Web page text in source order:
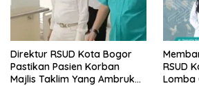
Direktur RSUD Kota Bogor
Pastikan Pasien Korban
Majlis Taklim Yang Ambruk
RSUD
Lomba